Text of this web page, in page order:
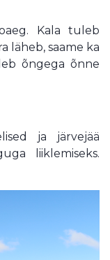
Kala tuleb
läheb, saame ka
õngega õnne
ja järvejää
liiklemiseks.